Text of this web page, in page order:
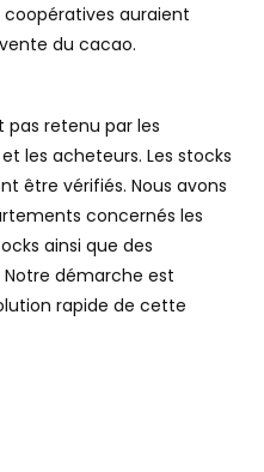
coopératives auraient
du cacao.
pas retenu par les
les acheteurs. Les stocks
être vérifiés. Nous avons
concernés les
ainsi que des
démarche est
rapide de cette